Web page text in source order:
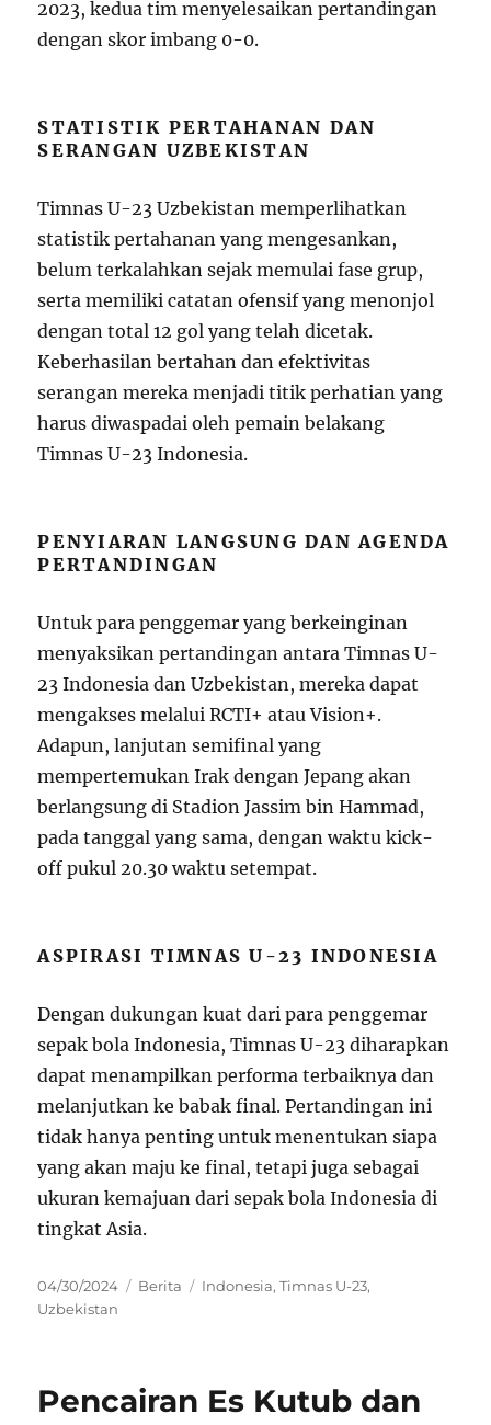
2023, kedua tim menyelesaikan pertandingan
dengan skor imbang 0-0.
STATISTIK PERTAHANAN DAN
SERANGAN UZBEKISTAN
Timnas U-23 Uzbekistan memperlihatkan
statistik pertahanan yang mengesankan,
belum terkalahkan sejak memulai fase grup,
serta memiliki catatan ofensif yang menonjol
dengan total 12 gol yang telah dicetak.
Keberhasilan bertahan dan efektivitas
serangan mereka menjadi titik perhatian yang
harus diwaspadai oleh pemain belakang
Timnas U-23 Indonesia.
PENYIARAN LANGSUNG DAN AGENDA
PERTANDINGAN
Untuk para penggemar yang berkeinginan
menyaksikan pertandingan antara Timnas U-
23 Indonesia dan Uzbekistan, mereka dapat
mengakses melalui RCTI+ atau Vision+.
Adapun, lanjutan semifinal yang
mempertemukan Irak dengan Jepang akan
berlangsung di Stadion Jassim bin Hammad,
pada tanggal yang sama, dengan waktu kick-
off pukul 20.30 waktu setempat.
ASPIRASI TIMNAS U-23 INDONESIA
Dengan dukungan kuat dari para penggemar
sepak bola Indonesia, Timnas U-23 diharapkan
dapat menampilkan performa terbaiknya dan
melanjutkan ke babak final. Pertandingan ini
tidak hanya penting untuk menentukan siapa
yang akan maju ke final, tetapi juga sebagai
ukuran kemajuan dari sepak bola Indonesia di
tingkat Asia.
Posted
on
04/30/2024 Categories
Berita Tags
Indonesia,Timnas U-23,
Uzbekistan
Pencairan Es Kutub dan